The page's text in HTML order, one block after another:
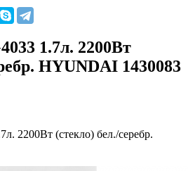
1.7л. 2200Вт
HYUNDAI 1430083
2200Вт (стекло) бел./серебр.